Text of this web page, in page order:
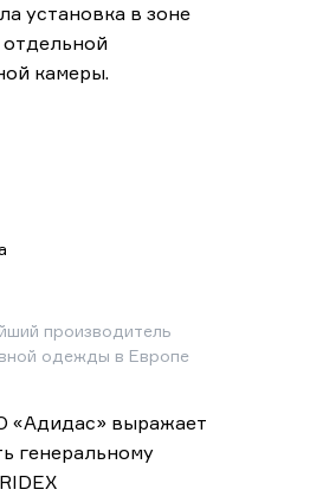
установка в зоне
камеры.
«Адидас» выражает
генеральному
производитель
одежды в Европе